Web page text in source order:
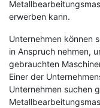
erwerben kann.
Unternehmen können
in Anspruch nehmen,
gebrauchten
Einer der
Unternehmen suchen